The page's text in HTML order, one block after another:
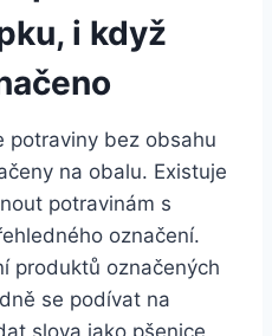
i když
potraviny bez obsahu
na obalu. Existuje
potravinám s
označení.
produktů označených
se podívat na
slova jako pšenice,